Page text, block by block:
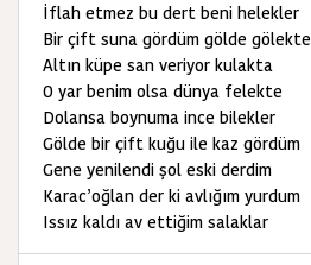
İflah etmez bu dert beni helekler
Bir çift suna gördüm gölde gölekte
Altın küpe san veriyor kulakta
O yar benim olsa dünya felekte
Dolansa boynuma ince bilekler
Gölde bir çift kuğu ile kaz gördüm
Gene yenilendi şol eski derdim
Karac’oğlan der ki avlığım yurdum
Issız kaldı av ettiğim salaklar